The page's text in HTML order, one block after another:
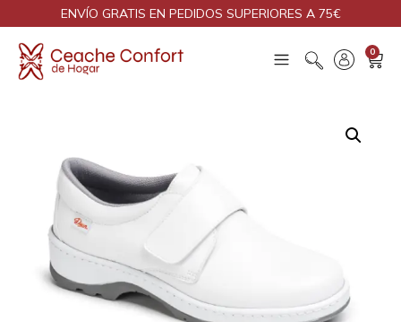
ENVÍO GRATIS EN PEDIDOS SUPERIORES A 75€
0